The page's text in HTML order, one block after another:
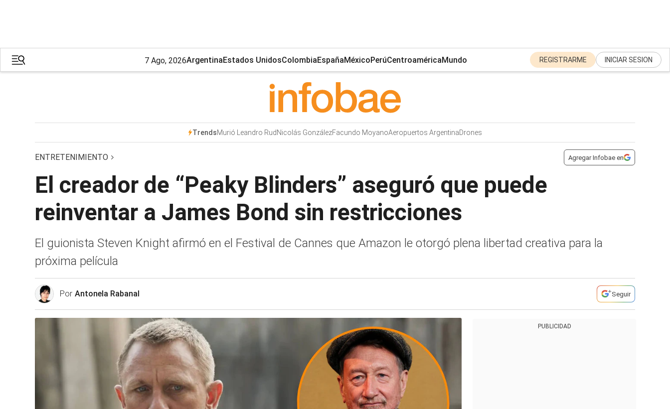
7 Ago, 2026ArgentinaEstados UnidosColombiaEspañaMéxicoPerúCentroaméricaMundo REGISTRARME INICIAR SESION
TrendsMurió Leandro RudNicolás GonzálezFacundo MoyanoAeropuertos ArgentinaDrones
ENTRETENIMIENTO Agregar Infobae en
El creador de “Peaky Blinders” aseguró que puede
reinventar a James Bond sin restricciones
El guionista Steven Knight afirmó en el Festival de Cannes que Amazon le otorgó plena libertad creativa para la
próxima película
Por Antonela Rabanal Seguir
PUBLICIDAD